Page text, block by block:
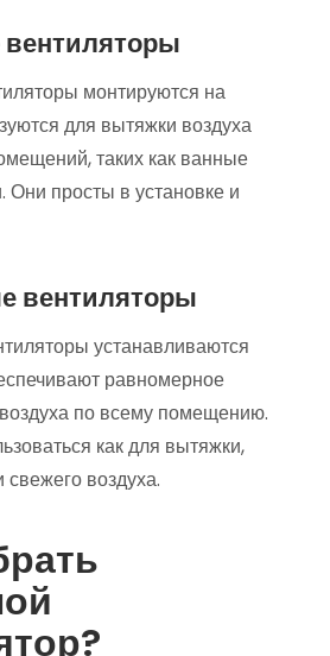
монтируются на
для вытяжки воздуха
таких как ванные
Они просты в установке и
вентиляторы
устанавливаются
равномерное
по всему помещению.
как для вытяжки,
свежего воздуха.